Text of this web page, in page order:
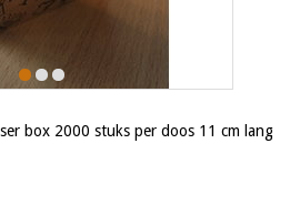
box 2000 stuks per doos 11 cm lang